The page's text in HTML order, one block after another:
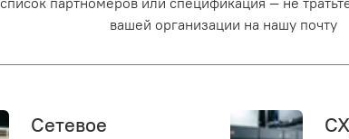
вашей организации на нашу почту
Сетевое